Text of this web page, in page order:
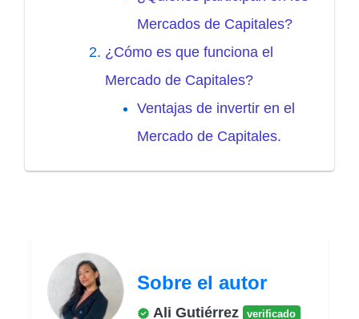
Mercados de Capitales?
¿Cómo es que funciona el
Mercado de Capitales?
Ventajas de invertir en el
Mercado de Capitales.
Sobre el autor
Ali Gutiérrez verificado